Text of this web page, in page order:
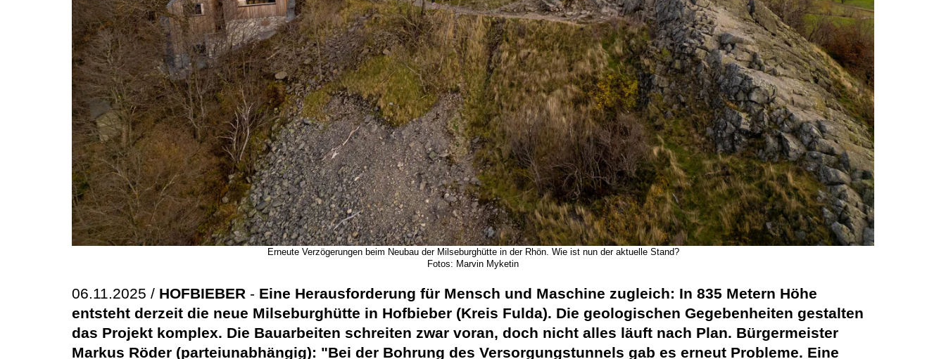
Erneute Verzögerungen beim Neubau der Milseburghütte in der Rhön. Wie ist nun der aktuelle Stand?
Fotos: Marvin Myketin
06.11.2025 / HOFBIEBER - Eine Herausforderung für Mensch und Maschine zugleich: In 835 Metern Höhe
entsteht derzeit die neue Milseburghütte in Hofbieber (Kreis Fulda). Die geologischen Gegebenheiten gestalten
das Projekt komplex. Die Bauarbeiten schreiten zwar voran, doch nicht alles läuft nach Plan. Bürgermeister
Markus Röder (parteiunabhängig): "Bei der Bohrung des Versorgungstunnels gab es erneut Probleme. Eine